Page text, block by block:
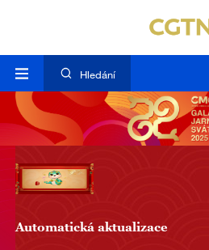
Hledání
Automatická aktualizace